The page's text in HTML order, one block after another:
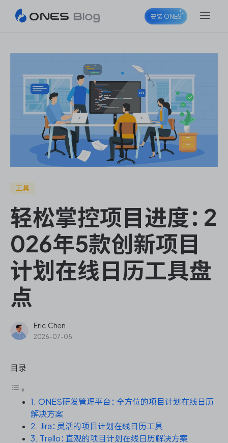
ONES Project
ONES Wiki
ONES Desk
ONES Assistant
敏捷研发管理
企业知识库管理
研发效能管理
DevOps
安装 ONES
工具
轻松掌控项目进度：2
026年5款创新项目
计划在线日历工具盘
点
Eric Chen
2026-07-05
目录
1. ONES研发管理平台：全方位的项目计划在线日历
解决方案
2. Jira：灵活的项目计划在线日历工具
3. Trello：直观的项目计划在线日历解决方案